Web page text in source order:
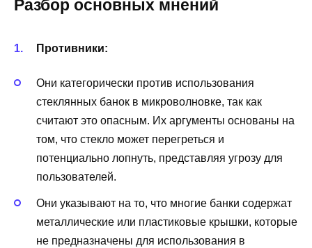
Разбор основных мнений
Противники:
Они категорически против использования
стеклянных банок в микроволновке, так как
считают это опасным. Их аргументы основаны на
том, что стекло может перегреться и
потенциально лопнуть, представляя угрозу для
пользователей.
Они указывают на то, что многие банки содержат
металлические или пластиковые крышки, которые
не предназначены для использования в